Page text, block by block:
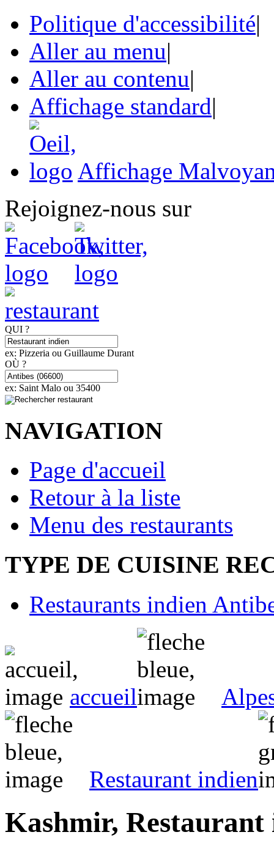
Politique d'accessibilité|
Aller au menu|
Aller au contenu|
Affichage standard|
Affichage
Rejoignez-nous sur
QUI ?
ex: Pizzeria ou Guillaume Durant
OÙ ?
ex: Saint Malo ou 35400
NAVIGATION
Page d'accueil
Retour à la liste
Menu des restaurants
TYPE DE CUISINE
Restaurants indien
accueil
Restaurant indien
Kashmir, Restaurant